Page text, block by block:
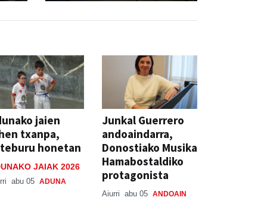
jaien
txanpa,
honetan
JAIAK 2026
abu 05 ADUNA
Junkal Guerrero
andoaindarra,
Donostiako Musika
Hamabostaldiko
protagonista
Aiurri abu 05 ANDOAIN